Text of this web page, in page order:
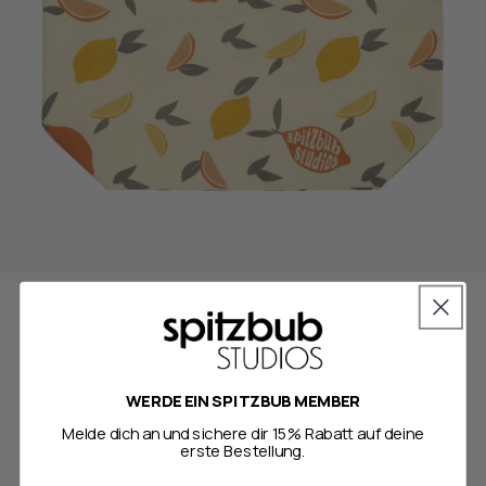
Medien
STRANDTASCHE
19,90 €
13,93 €
Versandkosten
WERDE EIN SPITZBUB MEMBER
Melde dich an und sichere dir 15% Rabatt auf deine
erste Bestellung.